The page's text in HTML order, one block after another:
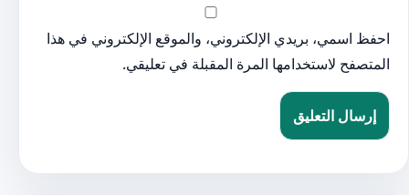
احفظ اسمي، بريدي الإلكتروني، والموقع الإلكتروني في هذا
المتصفح لاستخدامها المرة المقبلة في تعليقي.